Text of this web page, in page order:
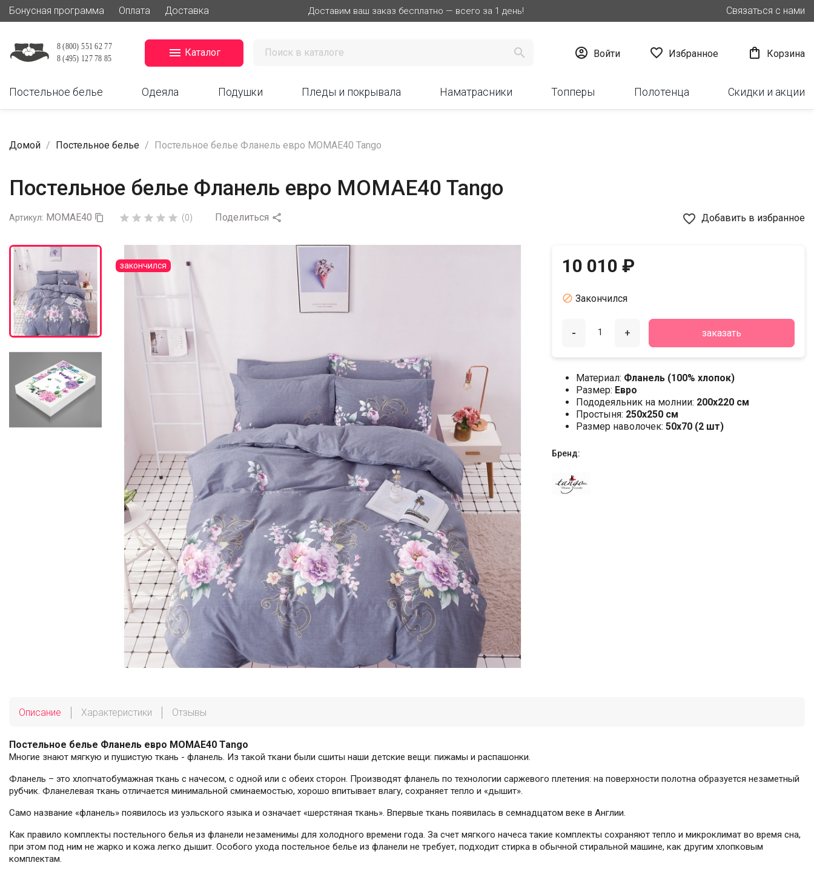
Бонусная программа Оплата Доставка Доставим ваш заказ бесплатно — всего за 1 день! Связаться с нами
 Каталог   Войти  Избранное  Корзина
Постельное белье Одеяла Подушки Пледы и покрывала Наматрасники Топперы Полотенца Скидки и акции
Домой Постельное белье Постельное белье Фланель евро MOMAE40 Tango
Постельное белье Фланель евро MOMAE40 Tango
Артикул: MOMAE40       (0) Поделиться  favorite_border Добавить в избранное
закончился 10 010 ₽
 Закончился
- + заказать
Материал: Фланель (100% хлопок)
Размер: Евро
Пододеяльник на молнии: 200х220 см
Простыня: 250х250 см
Размер наволочек: 50x70 (2 шт)
Бренд:
Описание Характеристики Отзывы
Постельное белье Фланель евро MOMAE40 Tango
Многие знают мягкую и пушистую ткань - фланель. Из такой ткани были сшиты наши детские вещи: пижамы и распашонки.
Фланель – это хлопчатобумажная ткань с начесом, с одной или с обеих сторон. Производят фланель по технологии саржевого плетения: на поверхности полотна образуется незаметный
рубчик. Фланелевая ткань отличается минимальной сминаемостью, хорошо впитывает влагу, сохраняет тепло и «дышит».
Само название «фланель» появилось из уэльского языка и означает «шерстяная ткань». Впервые ткань появилась в семнадцатом веке в Англии.
Как правило комплекты постельного белья из фланели незаменимы для холодного времени года. За счет мягкого начеса такие комплекты сохраняют тепло и микроклимат во время сна,
при этом под ним не жарко и кожа легко дышит. Особого ухода постельное белье из фланели не требует, подходит стирка в обычной стиральной машине, как другим хлопковым
комплектам.